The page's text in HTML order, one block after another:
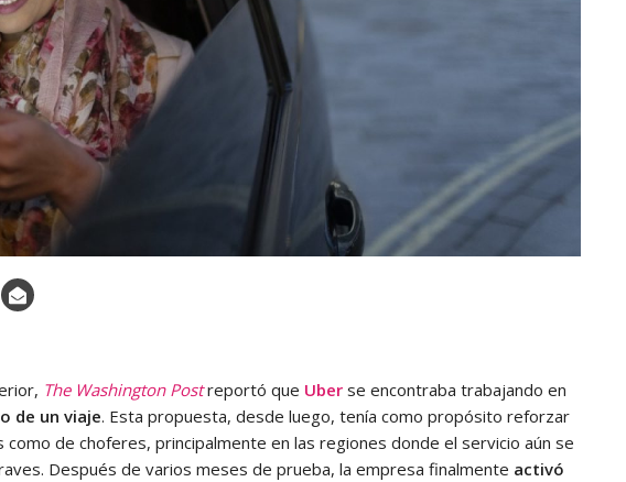
The Washington Postreportó que Uber se encontraba trabajando en
de un viaje. Esta propuesta, desde luego, tenía como propósito reforzar
de choferes, principalmente en las regiones donde el servicio aún se
Después de varios meses de prueba, la empresa finalmente activó